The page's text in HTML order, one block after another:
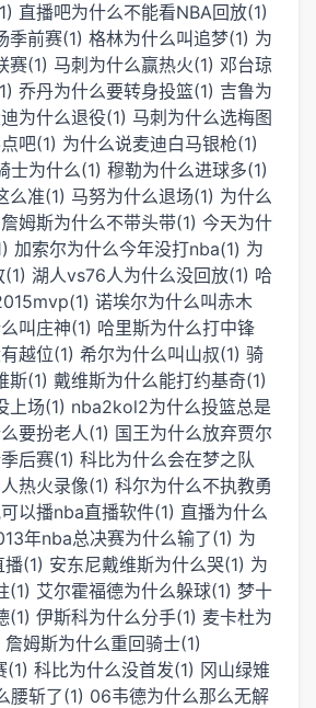
直播吧为什么不能看NBA回放(1)
季前赛(1) 格林为什么叫追梦(1) 为
赛(1) 马刺为什么赢热火(1) 邓台琼
乔丹为什么要转身投篮(1) 吉鲁为
为什么退役(1) 马刺为什么选梅图
吧(1) 为什么说麦迪白马银枪(1)
士为什么(1) 穆勒为什么进球多(1)
么准(1) 马努为什么退场(1) 为什么
詹姆斯为什么不带头带(1) 今天为什
加索尔为什么今年没打nba(1) 为
湖人vs76人为什么没回放(1) 哈
诺埃尔为什么叫赤木
叫庄神(1) 哈里斯为什么打中锋
越位(1) 希尔为什么叫山叔(1) 骑
斯(1) 戴维斯为什么能打约基奇(1)
上场(1) nba2kol2为什么投篮总是
要扮老人(1) 国王为什么放弃贾尔
后赛(1) 科比为什么会在梦之队
热火录像(1) 科尔为什么不执教勇
以播nba直播软件(1) 直播为什么
年nba总决赛为什么输了(1) 为
(1) 安东尼戴维斯为什么哭(1) 为
(1) 艾尔霍福德为什么躲球(1) 梦十
(1) 伊斯科为什么分手(1) 麦卡杜为
詹姆斯为什么重回骑士(1)
(1) 科比为什么没首发(1) 冈山绿雉
腰斩了(1) 06韦德为什么那么无解